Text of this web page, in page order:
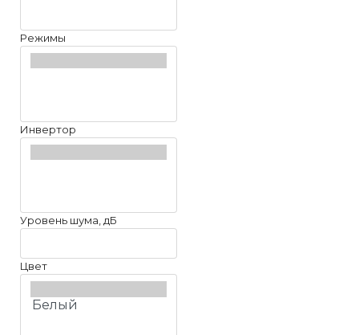
Режимы
Инвертор
Уровень шума, дБ
Цвет